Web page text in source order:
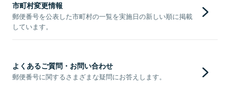
市町村変更情報
郵便番号を公表した市町村の一覧を実施日の新しい順に掲載
しています。
よくあるご質問・お問い合わせ
郵便番号に関するさまざまな疑問にお答えします。